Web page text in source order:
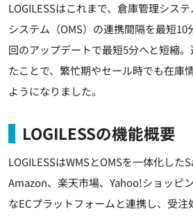
LOGILESSはこれまで、倉庫管理シス
システム（OMS）の連携間隔を最短
回のアップデートで最短5分へと短縮
たことで、繁忙期やセール時でも在庫
ようになりました。
LOGILESSの機能概要
LOGILESSはWMSとOMSを一体化した
Amazon、楽天市場、Yahoo!ショッピ
なECプラットフォームと連携し、受